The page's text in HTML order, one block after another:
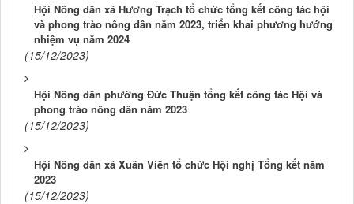
Hội Nông dân xã Hương Trạch tổ chức tổng kết công tác hội
và phong trào nông dân năm 2023, triển khai phương hướng
nhiệm vụ năm 2024
(15/12/2023)
Hội Nông dân phường Đức Thuận tổng kết công tác Hội và
phong trào nông dân năm 2023
(15/12/2023)
Hội Nông dân xã Xuân Viên tổ chức Hội nghị Tổng kết năm
2023
(15/12/2023)